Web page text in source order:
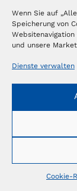
Wenn Sie auf
Speicherung von
und unsere
Dienste verwalten
Cookie-
© Copyright 2026
Tourismus